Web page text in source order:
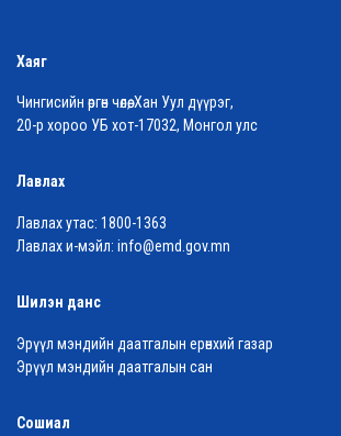
Хаяг
Чингисийн өргөн чөлөө, Хан Уул дүүрэг,
20-р хороо УБ хот-17032, Монгол улс
Лавлах
Лавлах утас: 1800-1363
Лавлах и-мэйл: info@emd.gov.mn
Шилэн данс
Эрүүл мэндийн даатгалын ерөнхий газар
Эрүүл мэндийн даатгалын сан
Сошиал